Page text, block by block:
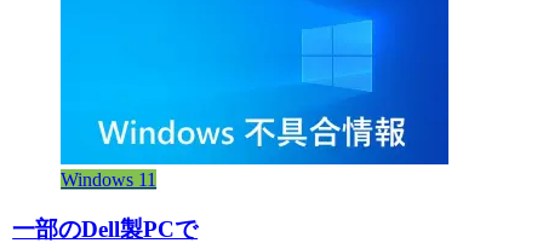
Windows 11
一部のDell製PCで